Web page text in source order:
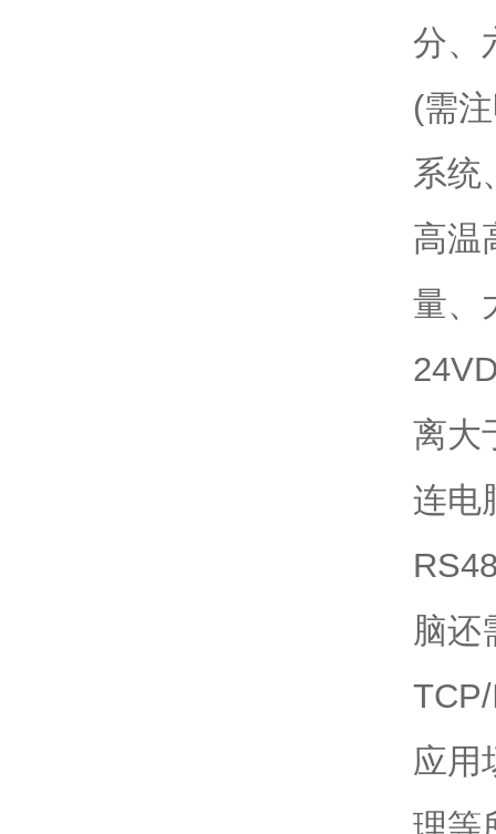
分、
(需
系统
高温
量、
离大
连电
脑还
应用